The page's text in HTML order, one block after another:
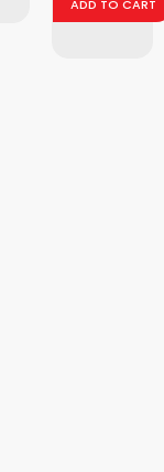
ADD TO CART